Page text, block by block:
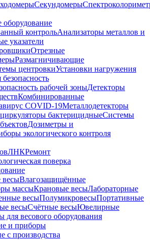
Секундомеры
контрольАнализаторы металлов и
указатели
Отрезные
Размагничивающие
центровкиУстановки нагружения
рабочей зоныДетекторы
Комбинированные
COVID-19Металлодетекторы
бактерицидныеСистемы
Дозиметры и
экологического контроля
ЛНКРемонт
поверка
весыВлагозащищённые
массыКрановые весыЛабораторные
весыПолумикровесыПортативные
весыСчётные весыЮвелирные
для весового оборудования
и приборы
с производства